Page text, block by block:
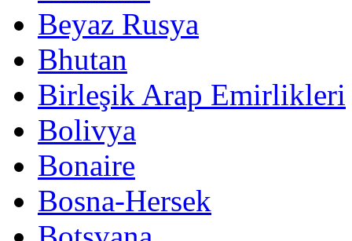
Beyaz Rusya
Bhutan
Birleşik Arap Emirlikleri
Bolivya
Bonaire
Bosna-Hersek